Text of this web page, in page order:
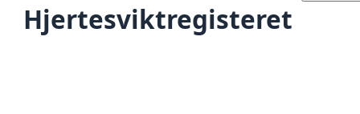
Hjertesviktregisteret